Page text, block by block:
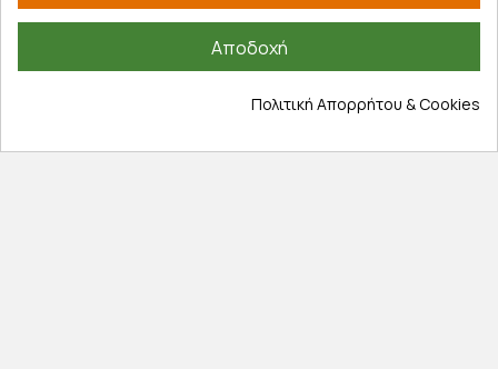
Επικοινωνία
Πολιτική απορρήτου
Αποδοχή
Πολιτική Απορρήτου & Cookies